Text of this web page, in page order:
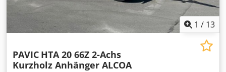
1 / 13
PAVIC HTA 20 66Z 2-Achs
Kurzholz Anhänger ALCOA